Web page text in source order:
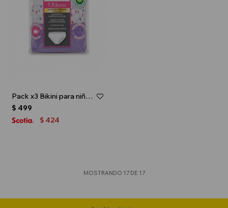
Pack x3 Bikini para niña - Multicolor
$ 499
$ 424
MOSTRANDO 17DE 17